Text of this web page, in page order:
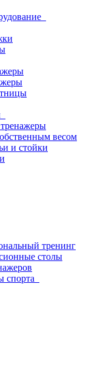
весом
и стойки
тренинг
столы
спорта